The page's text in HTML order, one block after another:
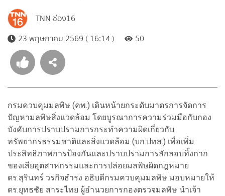
TNN ช่อง16
23 พฤษภาคม 2569 ( 16:14 )
50
กรมควบคุมมลพิษ (คพ.) เดินหน้ายกระดับมาตรการจัดการ
ปัญหามลพิษสิ่งแวดล้อม โดยบูรณาการความร่วมมือกับกอง
บังคับการปราบปรามการกระทำความผิดเกี่ยวกับ
ทรัพยากรธรรมชาติและสิ่งแวดล้อม (บก.ปทส.) เพื่อเพิ่ม
ประสิทธิภาพการป้องกันและปราบปรามการลักลอบทิ้งกาก
ของเสียอุตสาหกรรมและการปล่อยมลพิษผิดกฎหมาย
ดร.สุรินทร์ วรกิจธำรง อธิบดีกรมควบคุมมลพิษ มอบหมายให้
ดร.ยุทธชัย สาระไทย ผู้อำนวยการกองตรวจมลพิษ นำเจ้า